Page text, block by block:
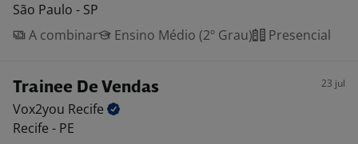
São Paulo - SP
A combinar
Ensino Médio (2º Grau) Presencial
Trainee De Vendas 23 jul
Vox2you Recife
Recife - PE